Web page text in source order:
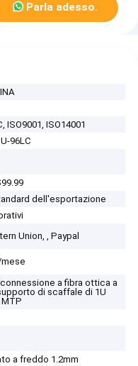
Parla adesso.
ISO9001, ISO14001
96LC
dell'esportazione
Union, , Paypal
a fibra ottica a
di scaffale di 1U
MTP
a freddo 1.2mm